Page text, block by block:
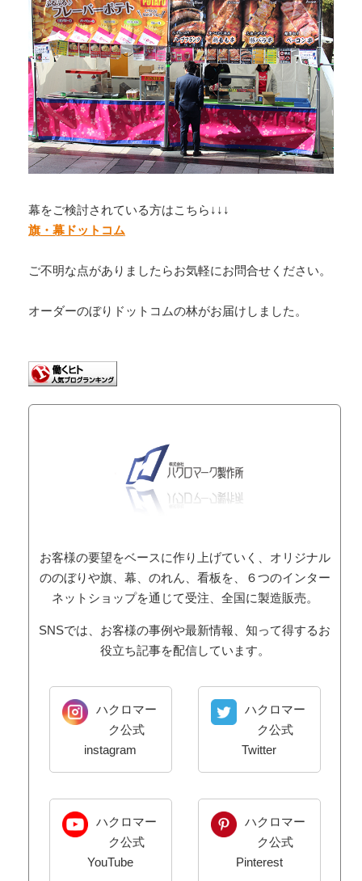
幕をご検討されている方はこちら↓↓↓
旗・幕ドットコム
ご不明な点がありましたらお気軽にお問合せください。
オーダーのぼりドットコムの林がお届けしました。
お客様の要望をベースに作り上げていく、オリジナル
ののぼりや旗、幕、のれん、看板を、６つのインター
ネットショップを通じて受注、全国に製造販売。
SNSでは、お客様の事例や最新情報、知って得するお
役立ち記事を配信しています。
ハクロマー
ク公式
instagram
ハクロマー
ク公式
Twitter
ハクロマー
ク公式
YouTube
ハクロマー
ク公式
Pinterest